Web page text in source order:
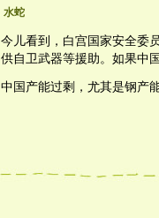
水蛇
今儿看到，白宫国家安全委
供自卫武器等援助。如果中
中国产能过剩，尤其是钢产